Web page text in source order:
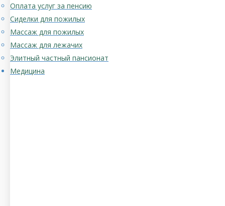
Оплата услуг за пенсию
Сиделки для пожилых
Массаж для пожилых
Массаж для лежачих
Элитный частный пансионат
Медицина